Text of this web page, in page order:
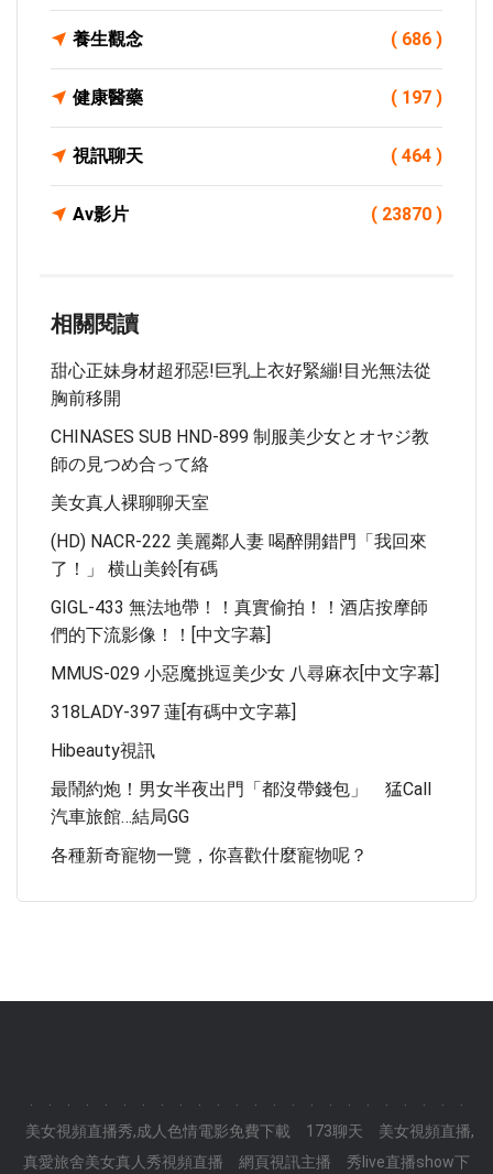
養生觀念 ( 686 )
健康醫藥 ( 197 )
視訊聊天 ( 464 )
Av影片 ( 23870 )
相關閱讀
甜心正妹身材超邪惡!巨乳上衣好緊繃!目光無法從
胸前移開
CHINASES SUB HND-899 制服美少女とオヤジ教
師の見つめ合って絡
美女真人裸聊聊天室
(HD) NACR-222 美麗鄰人妻 喝醉開錯門「我回來
了！」 横山美鈴[有碼
GIGL-433 無法地帶！！真實偷拍！！酒店按摩師
們的下流影像！！[中文字幕]
MMUS-029 小惡魔挑逗美少女 八尋麻衣[中文字幕]
318LADY-397 蓮[有碼中文字幕]
Hibeauty視訊
最鬧約炮！男女半夜出門「都沒帶錢包」 猛call
汽車旅館…結局GG
各種新奇寵物一覽，你喜歡什麼寵物呢？
美女視頻直播秀,成人色情電影免費下載
173聊天
美女視頻直播,
真愛旅舍美女真人秀視頻直播
網頁視訊主播 秀live直播show下